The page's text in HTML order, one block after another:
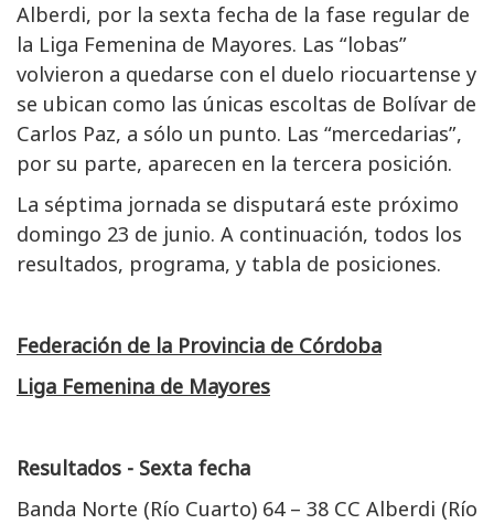
Alberdi, por la sexta fecha de la fase regular de
la Liga Femenina de Mayores. Las “lobas”
volvieron a quedarse con el duelo riocuartense y
se ubican como las únicas escoltas de Bolívar de
Carlos Paz, a sólo un punto. Las “mercedarias”,
por su parte, aparecen en la tercera posición.
La séptima jornada se disputará este próximo
domingo 23 de junio. A continuación, todos los
resultados, programa, y tabla de posiciones.
Federación de la Provincia de Córdoba
Liga Femenina de Mayores
Resultados - Sexta fecha
Banda Norte (Río Cuarto) 64 – 38 CC Alberdi (Río